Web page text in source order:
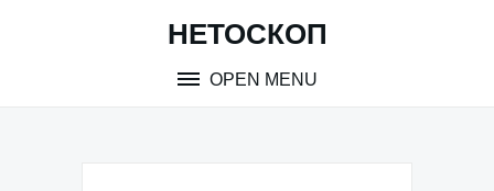
НЕТОСКОП
OPEN MENU